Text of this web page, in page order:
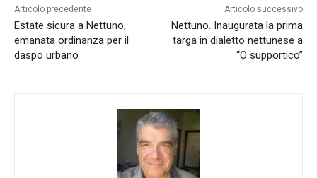
Articolo precedente
Estate sicura a Nettuno,
emanata ordinanza per il
daspo urbano
Articolo successivo
Nettuno. Inaugurata la prima
targa in dialetto nettunese a
“O supportico”